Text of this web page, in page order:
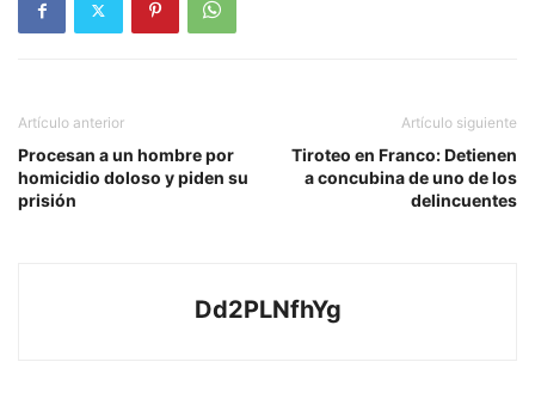
Artículo anterior
Procesan a un hombre por
homicidio doloso y piden su
prisión
Artículo siguiente
Tiroteo en Franco: Detienen
a concubina de uno de los
delincuentes
Dd2PLNfhYg